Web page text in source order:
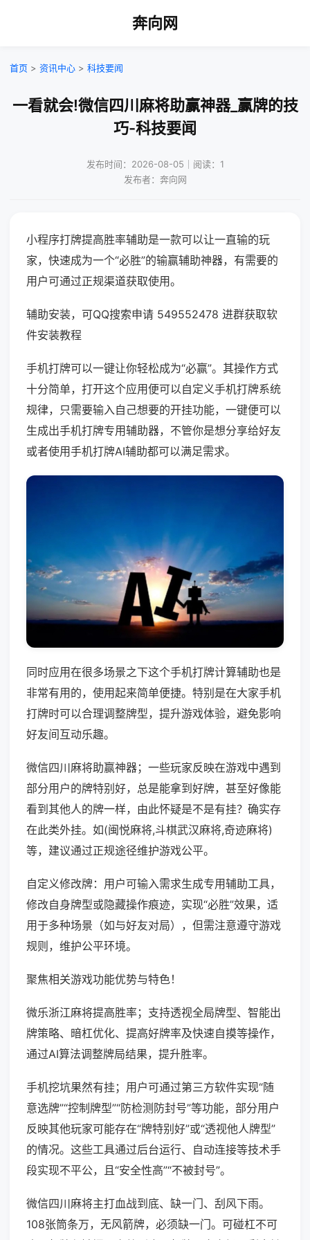
奔向网
首页 > 资讯中心 > 科技要闻
一看就会!微信四川麻将助赢神器_赢牌的技
巧-科技要闻
发布时间：2026-08-05｜阅读：1
发布者：奔向网
小程序打牌提高胜率辅助是一款可以让一直输的玩
家，快速成为一个“必胜”的输赢辅助神器，有需要的
用户可通过正规渠道获取使用。
辅助安装，可QQ搜索申请 549552478 进群获取软
件安装教程
手机打牌可以一键让你轻松成为“必赢”。其操作方式
十分简单，打开这个应用便可以自定义手机打牌系统
规律，只需要输入自己想要的开挂功能，一键便可以
生成出手机打牌专用辅助器，不管你是想分享给好友
或者使用手机打牌AI辅助都可以满足需求。
同时应用在很多场景之下这个手机打牌计算辅助也是
非常有用的，使用起来简单便捷。特别是在大家手机
打牌时可以合理调整牌型，提升游戏体验，避免影响
好友间互动乐趣。
微信四川麻将助赢神器；一些玩家反映在游戏中遇到
部分用户的牌特别好，总是能拿到好牌，甚至好像能
看到其他人的牌一样，由此怀疑是不是有挂？确实存
在此类外挂。如(闽悦麻将,斗棋武汉麻将,奇迹麻将)
等，建议通过正规途径维护游戏公平。
自定义修改牌：用户可输入需求生成专用辅助工具，
修改自身牌型或隐藏操作痕迹，实现“必胜”效果，适
用于多种场景（如与好友对局），但需注意遵守游戏
规则，维护公平环境。
聚焦相关游戏功能优势与特色！
微乐浙江麻将提高胜率；支持透视全局牌型、智能出
牌策略、暗杠优化、提高好牌率及快速自摸等操作，
通过AI算法调整牌局结果，提升胜率。
手机挖坑果然有挂；用户可通过第三方软件实现“随
意选牌”“控制牌型”“防检测防封号”等功能，部分用户
反映其他玩家可能存在“牌特别好”或“透视他人牌型”
的情况。这些工具通过后台运行、自动连接等技术手
段实现不平公，且“安全性高”“不被封号”。
微信四川麻将主打血战到底、缺一门、刮风下雨。
108张筒条万，无风箭牌，必须缺一门。可碰杠不可